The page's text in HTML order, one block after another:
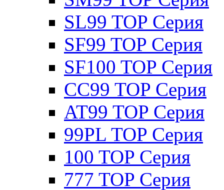
SL99 TOP Серия
SF99 TOP Серия
SF100 TOP Серия
CC99 TOP Серия
AT99 TOP Серия
99PL TOP Серия
100 TOP Серия
777 TOP Серия